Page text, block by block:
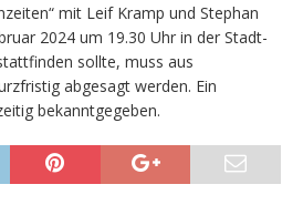
mit Leif Kramp und Stephan
2024 um 19.30 Uhr in der Stadt-
sollte, muss aus
abgesagt werden. Ein
bekanntgegeben.